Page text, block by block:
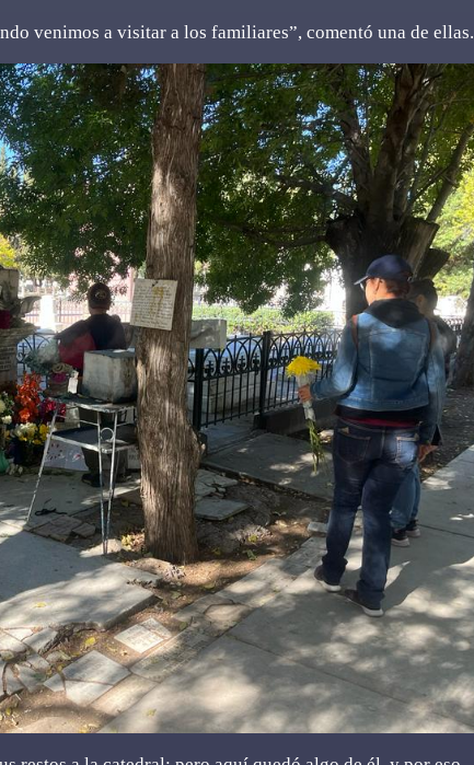
venimos a visitar a los familiares”, comentó una de ellas.